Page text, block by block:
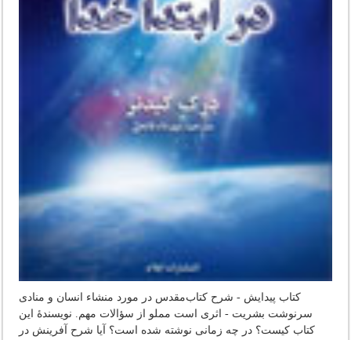
کتاب پیدایش - شرح کتاب‌مقدس در مورد منشاء انسان و منادی
سرنوشت بشریت - اثری است مملو از سؤالات مهم. نویسندۀ این
کتاب کیست؟ در چه زمانی نوشته شده است؟ آیا شرح آفرینش در